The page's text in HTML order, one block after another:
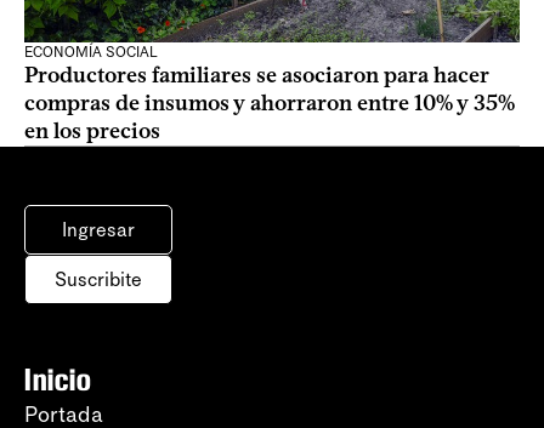
ECONOMÍA SOCIAL
Productores familiares se asociaron para hacer
compras de insumos y ahorraron entre 10% y 35%
en los precios
Ingresar
Suscribite
Inicio
Portada